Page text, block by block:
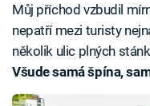
Můj příchod vzbudil
nepatří mezi turisty
několik ulic plných
Všude samá špína,